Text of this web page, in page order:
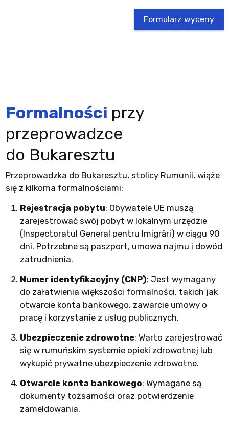
Formularz wyceny
Formalności przy
przeprowadzce
do Bukaresztu
Przeprowadzka do Bukaresztu, stolicy Rumunii, wiąże
się z kilkoma formalnościami:
Rejestracja pobytu: Obywatele UE muszą
zarejestrować swój pobyt w lokalnym urzędzie
(Inspectoratul General pentru Imigrări) w ciągu 90
dni. Potrzebne są paszport, umowa najmu i dowód
zatrudnienia.
Numer identyfikacyjny (CNP): Jest wymagany
do załatwienia większości formalności, takich jak
otwarcie konta bankowego, zawarcie umowy o
pracę i korzystanie z usług publicznych.
Ubezpieczenie zdrowotne: Warto zarejestrować
się w rumuńskim systemie opieki zdrowotnej lub
wykupić prywatne ubezpieczenie zdrowotne.
Otwarcie konta bankowego: Wymagane są
dokumenty tożsamości oraz potwierdzenie
zameldowania.